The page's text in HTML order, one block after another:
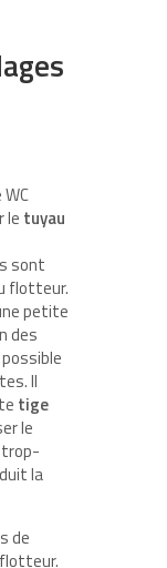
le tuyau
sont
flotteur.
petite
des
Il
tige
le
la
de